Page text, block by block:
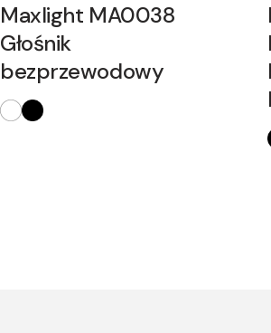
Maxlight MA0038
Głośnik
bezprzewodowy